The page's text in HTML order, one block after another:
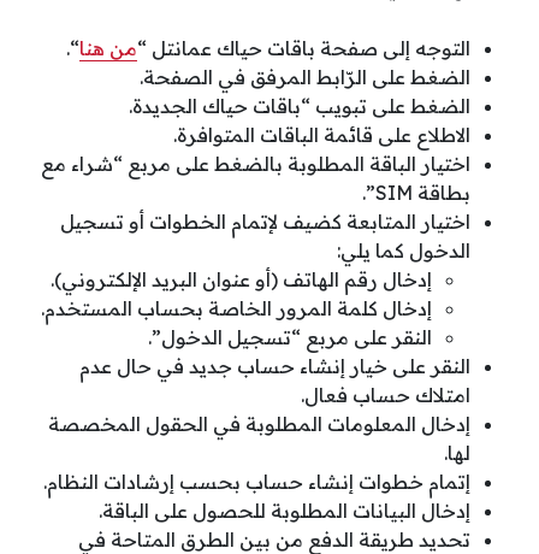
التوجه إلى صفحة باقات حياك عمانتل “من هنا“.
الضغط على الرّابط المرفق في الصفحة.
الضغط على تبويب “باقات حياك الجديدة.
الاطلاع على قائمة الباقات المتوافرة.
اختيار الباقة المطلوبة بالضغط على مربع “شراء مع
بطاقة SIM”.
اختيار المتابعة كضيف لإتمام الخطوات أو تسجيل
الدخول كما يلي:
إدخال رقم الهاتف (أو عنوان البريد الإلكتروني).
إدخال كلمة المرور الخاصة بحساب المستخدم.
النقر على مربع “تسجيل الدخول”.
النقر على خيار إنشاء حساب جديد في حال عدم
امتلاك حساب فعال.
إدخال المعلومات المطلوبة في الحقول المخصصة
لها.
إتمام خطوات إنشاء حساب بحسب إرشادات النظام.
إدخال البيانات المطلوبة للحصول على الباقة.
تحديد طريقة الدفع من بين الطرق المتاحة في